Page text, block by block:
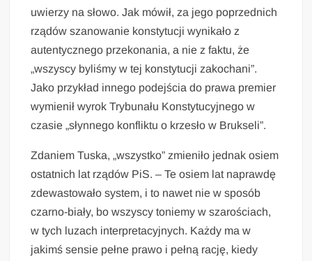
uwierzy na słowo. Jak mówił, za jego poprzednich
rządów szanowanie konstytucji wynikało z
autentycznego przekonania, a nie z faktu, że
„wszyscy byliśmy w tej konstytucji zakochani”.
Jako przykład innego podejścia do prawa premier
wymienił wyrok Trybunału Konstytucyjnego w
czasie „słynnego konfliktu o krzesło w Brukseli”.
Zdaniem Tuska, „wszystko” zmieniło jednak osiem
ostatnich lat rządów PiS. – Te osiem lat naprawdę
zdewastowało system, i to nawet nie w sposób
czarno-biały, bo wszyscy toniemy w szarościach,
w tych luzach interpretacyjnych. Każdy ma w
jakimś sensie pełne prawo i pełną rację, kiedy